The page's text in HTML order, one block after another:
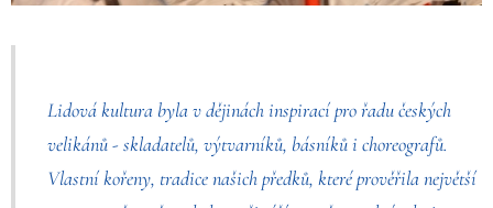
Lidová kultura byla v dějinách inspirací pro řadu českých
velikánů - skladatelů, výtvarníků, básníků i choreografů.
Vlastní kořeny, tradice našich předků, které prověřila největší